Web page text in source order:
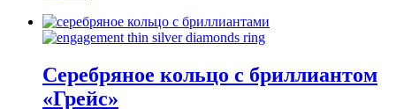
Серебряное кольцо с бриллиантом
«Грейс»